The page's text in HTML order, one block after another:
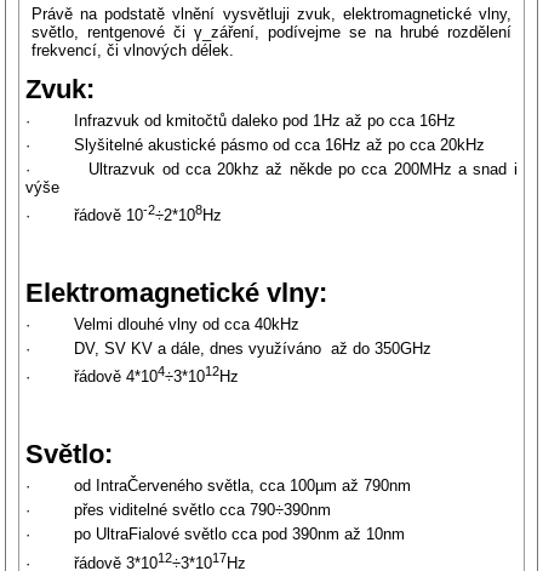
Právě na podstatě vlnění vysvětluji zvuk, elektromagnetické vlny,
světlo, rentgenové či γ_záření, podívejme se na hrubé rozdělení
frekvencí, či vlnových délek.
Zvuk:
· Infrazvuk od kmitočtů daleko pod 1Hz až po cca 16Hz
· Slyšitelné akustické pásmo od cca 16Hz až po cca 20kHz
· Ultrazvuk od cca 20khz až někde po cca 200MHz a snad i
výše
· řádově 10-2÷2*108Hz
Elektromagnetické vlny:
· Velmi dlouhé vlny od cca 40kHz
· DV, SV KV a dále, dnes využíváno až do 350GHz
· řádově 4*104÷3*1012Hz
Světlo:
· od IntraČerveného světla, cca 100µm až 790nm
· přes viditelné světlo cca 790÷390nm
· po UltraFialové světlo cca pod 390nm až 10nm
· řádově 3*1012÷3*1017Hz